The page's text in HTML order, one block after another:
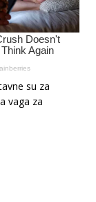
su za
vaga za